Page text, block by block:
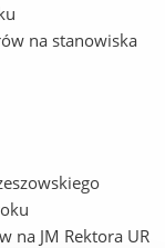
na stanowiska
na JM Rektora UR